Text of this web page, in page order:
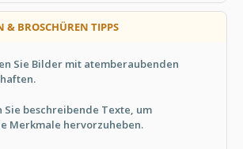
& BROSCHÜREN TIPPS
Sie Bilder mit atemberaubenden
Sie beschreibende Texte, um
Merkmale hervorzuheben.